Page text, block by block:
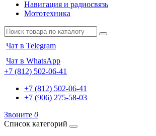
Навигация и радиосвязь
Мототехника
Чат в Telegram
Чат в WhatsApp
+7 (812) 502-06-41
+7 (812) 502-06-41
+7 (906) 275-58-03
Звоните 0
Список категорий